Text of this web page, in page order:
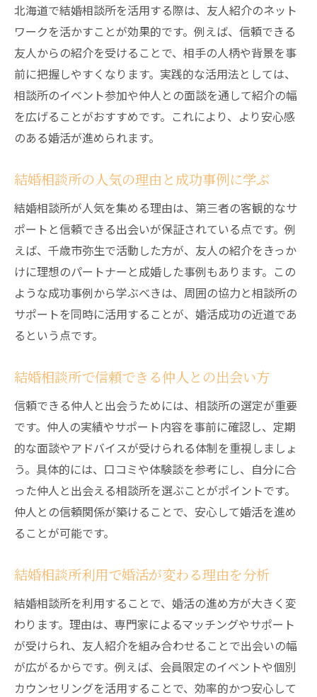
結婚相談所選びで重視すべき安心サポート
婚活を成功に導く友人紹介のメリットとは
結婚相談所における友人紹介の信頼度を検
証
友人紹介が婚活に与える安心感の秘密とは
結婚相談所で友人紹介を活用した成功例を
紹介
友人紹介が結婚相談所利用者に人気な理由
析
友人紹介による結婚相談所での出会いの流
信頼できる結婚相談所で安心の出会いを
結婚相談所で安心できるサポート体制の特
徴
仲人のいる結婚相談所の安心ポイントとは
結婚相談所のセキュリティ対策とプライバ
シー
結婚相談所が提供する安心な婚活環境の魅
力
千歳婚活で信頼できる結婚相談所の特徴
友人紹介が婚活にもたらす安心感の理由
結婚相談所と友人紹介の安心感を深掘り解
説
安心できる友人紹介の活かし方と注意点
結婚相談所で友人紹介が信頼につながる仕
組み
友人紹介による結婚相談所のサポート事例
北海道で結婚相談所を活用する際は、友人紹介のネット
ワークを活かすことが効果的です。例えば、信頼できる
友人からの紹介を受けることで、相手の人柄や背景を事
前に把握しやすくなります。実践的な活用法としては、
相談所のイベント参加や仲人との面談を通して紹介の幅
を広げることがおすすめです。これにより、より安心感
のある婚活が進められます。
結婚相談所の人気の理由と成功事例に学ぶ
結婚相談所が人気を集める理由は、第三者の客観的なサ
ポートと信頼できる出会いが保証されている点です。例
えば、千歳市弥生で活動した方が、友人の紹介をきっか
けに理想のパートナーと成婚した事例もあります。この
ような成功事例から学ぶべきは、周囲の協力と相談所の
サポートを同時に活用することが、婚活成功の近道であ
るという点です。
結婚相談所で信頼できる仲人との出会い方
信頼できる仲人と出会うためには、相談所の選定が重要
です。仲人の実績やサポート内容を事前に確認し、定期
的な面談やアドバイスが受けられる体制を重視しましょ
う。具体的には、口コミや体験談を参考にし、自分に合
った仲人と出会える相談所を選ぶことがポイントです。
仲人との信頼関係が築けることで、安心して婚活を進め
ることが可能です。
結婚相談所利用で婚活が変わる理由を分析
結婚相談所を利用することで、婚活の進め方が大きく変
わります。理由は、専門家によるマッチングやサポート
が受けられ、友人紹介を組み合わせることで出会いの幅
が広がるからです。例えば、会員限定のイベントや個別
カウンセリングを活用することで、効率的かつ安心して